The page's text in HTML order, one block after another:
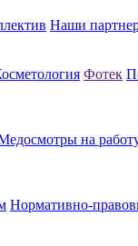
Наши
Фотек
на
Нормативно-